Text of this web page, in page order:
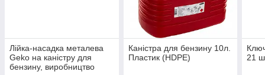
Лійка-насадка металева
Geko на каністру для
бензину, виробництво
Каністра для бензину 10л.
Пластик (HDPE)
21